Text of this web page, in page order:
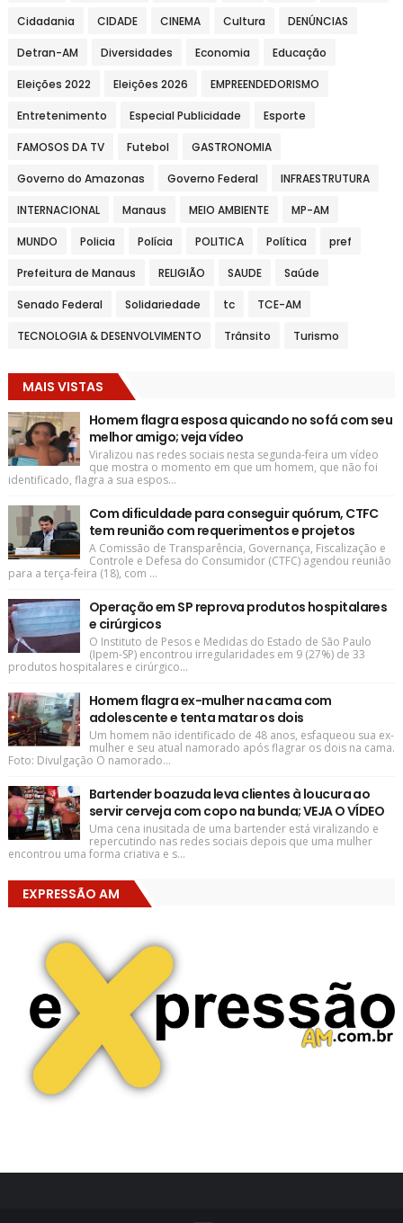
Cidadania CIDADE CINEMA Cultura DENÚNCIAS
Detran-AM Diversidades Economia Educação
Eleições 2022 Eleições 2026 EMPREENDEDORISMO
Entretenimento Especial Publicidade Esporte
FAMOSOS DA TV Futebol GASTRONOMIA
Governo do Amazonas Governo Federal INFRAESTRUTURA
INTERNACIONAL Manaus MEIO AMBIENTE MP-AM
MUNDO Policia Polícia POLITICA Política pref
Prefeitura de Manaus RELIGIÃO SAUDE Saúde
Senado Federal Solidariedade tc TCE-AM
TECNOLOGIA & DESENVOLVIMENTO Trânsito Turismo
MAIS VISTAS
Homem flagra esposa quicando no sofá com seu
melhor amigo; veja vídeo
Viralizou nas redes sociais nesta segunda-feira um vídeo
que mostra o momento em que um homem, que não foi
identificado, flagra a sua espos...
Com dificuldade para conseguir quórum, CTFC
tem reunião com requerimentos e projetos
A Comissão de Transparência, Governança, Fiscalização e
Controle e Defesa do Consumidor (CTFC) agendou reunião
para a terça-feira (18), com ...
Operação em SP reprova produtos hospitalares
e cirúrgicos
O Instituto de Pesos e Medidas do Estado de São Paulo
(Ipem-SP) encontrou irregularidades em 9 (27%) de 33
produtos hospitalares e cirúrgico...
Homem flagra ex-mulher na cama com
adolescente e tenta matar os dois
Um homem não identificado de 48 anos, esfaqueou sua ex-
mulher e seu atual namorado após flagrar os dois na cama.
Foto: Divulgação O namorado...
Bartender boazuda leva clientes à loucura ao
servir cerveja com copo na bunda; VEJA O VÍDEO
Uma cena inusitada de uma bartender está viralizando e
repercutindo nas redes sociais depois que uma mulher
encontrou uma forma criativa e s...
EXPRESSÃO AM